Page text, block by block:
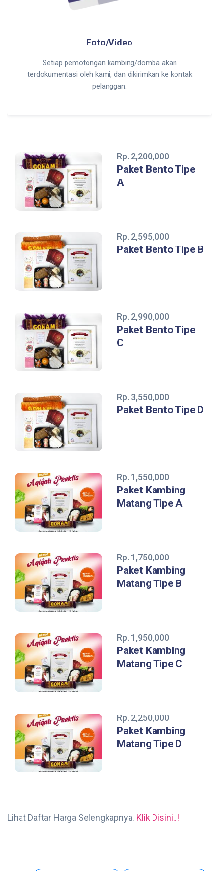
Foto/Video
Setiap pemotongan kambing/domba akan
terdokumentasi oleh kami, dan dikirimkan ke kontak
pelanggan.
Rp. 2,200,000
Paket Bento Tipe
A
Rp. 2,595,000
Paket Bento Tipe B
Rp. 2,990,000
Paket Bento Tipe
C
Rp. 3,550,000
Paket Bento Tipe D
Rp. 1,550,000
Paket Kambing
Matang Tipe A
Rp. 1,750,000
Paket Kambing
Matang Tipe B
Rp. 1,950,000
Paket Kambing
Matang Tipe C
Rp. 2,250,000
Paket Kambing
Matang Tipe D
Lihat Daftar Harga Selengkapnya. Klik Disini..!